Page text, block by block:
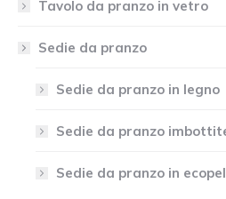
Tavolo da pranzo in vetro
Sedie da pranzo
Sedie da pranzo in legno
Sedie da pranzo
Sedie da pranzo in